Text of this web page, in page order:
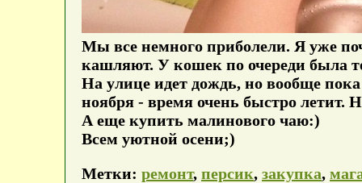
Мы все немного приболели. Я уже
кашляют. У кошек по очереди была
На улице идет дождь, но вообще
ноября - время очень быстро летит.
А еще купить малинового чаю:)
Всем уютной осени;)
Метки: ремонт, персик, закупка,